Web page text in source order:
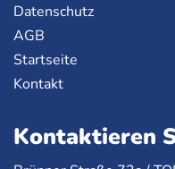
Datenschutz
AGB
Startseite
Kontakt
Kontaktieren